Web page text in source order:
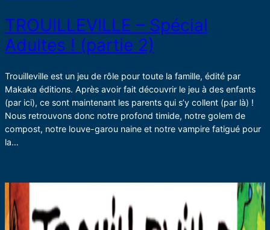
TROUILLEVILLE – Spécial
Adultes ! (partie 2)
Trouilleville est un jeu de rôle pour toute la famille, édité par
Makaka éditions. Après avoir fait découvrir le jeu à des enfants
(par ici), ce sont maintenant les parents qui s’y collent (par là) !
Nous retrouvons donc notre profond timide, notre golem de
compost, notre louve-garou naine et notre vampire fatigué pour
la…